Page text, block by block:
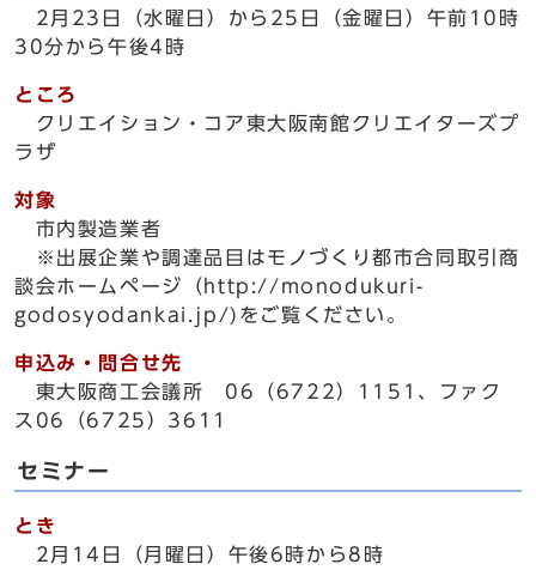
2月23日（水曜日）から25日（金曜日）午前10時
30分から午後4時
ところ
クリエイション・コア東大阪南館クリエイターズプ
ラザ
対象
市内製造業者
※出展企業や調達品目はモノづくり都市合同取引商
談会ホームページ（http://monodukuri-
godosyodankai.jp/)をご覧ください。
申込み・問合せ先
東大阪商工会議所 06（6722）1151、ファク
ス06（6725）3611
セミナー
とき
2月14日（月曜日）午後6時から8時